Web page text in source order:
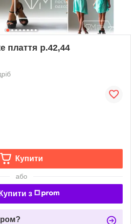
плаття р.42,44
Купити
або
Купити з